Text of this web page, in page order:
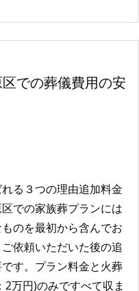
での葬儀費用の安
る３つの理由追加料金
での家族葬プランには
のを最初から含んでお
依頼いただいた後の追
す。 プラン料金と火葬
2万円)のみですべて収ま